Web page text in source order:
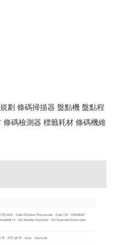
劃 條碼掃描器 盤點機 盤點程
碼檢測器 標籤耗材 條碼機維